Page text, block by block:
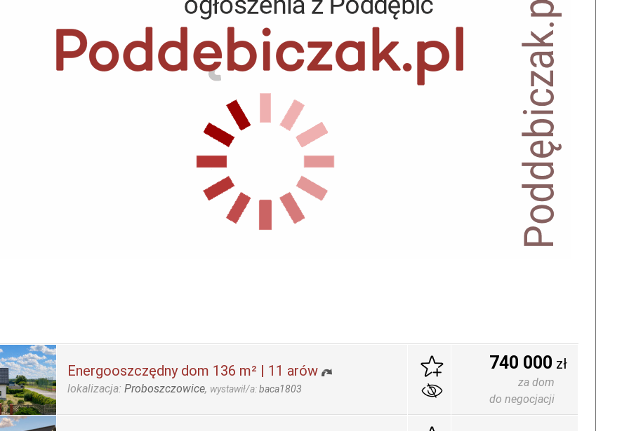
Energooszczędny dom 136 m² | 11 arów
lokalizacja: Proboszczowice, wystawił/a:baca1803
740 000 zł
za dom
do negocjacji